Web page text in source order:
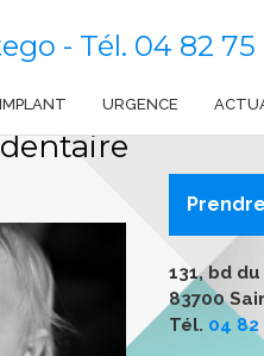
- Tél. 04 82 75
IMPLANT URGENCE
131, bd
83700
Tél. 04 82